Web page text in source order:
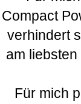
Compact
verhindert
am
Für mich